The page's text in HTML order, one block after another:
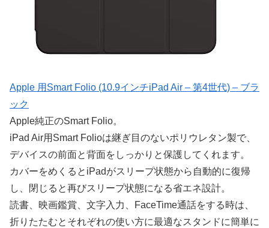
Apple 用Smart Folio (10.9インチiPad Air – 第4世代) – ブラ
ック
Apple純正のSmart Folio。
iPad Air用Smart Folioは継ぎ目のないポリウレタン製で、
デバイスの前面と背面をしっかりと保護してくれます。
カバーをめくるとiPadがスリープ状態から自動的に復帰
し、閉じると再びスリープ状態になる省エネ設計。
読書、映画鑑賞、文字入力、FaceTime通話をする時は、
折りたたむとそれぞれの使い方に最適なスタンドに簡単に